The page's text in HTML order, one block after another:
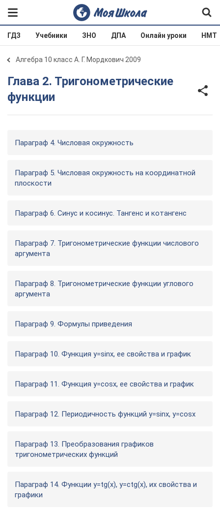
ГДЗ Учебники ЗНО ДПА Онлайн уроки НМТ
Алгебра 10 класс А. Г. Мордкович 2009
Глава 2. Тригонометрические
функции
Параграф 4. Числовая окружность
Параграф 5. Числовая окружность на координатной
плоскости
Параграф 6. Синус и косинус. Тангенс и котангенс
Параграф 7. Тригонометрические функции числового
аргумента
Параграф 8. Тригонометрические функции углового
аргумента
Параграф 9. Формулы приведения
Параграф 10. Функция у=sinx, ее свойства и график
Параграф 11. Функция у=cosx, ее свойства и график
Параграф 12. Периодичность функций y=sinx, y=cosx
Параграф 13. Преобразования графиков
тригонометрических функций
Параграф 14. Функции у=tg(x), у=сtg(x), их свойства и
графики